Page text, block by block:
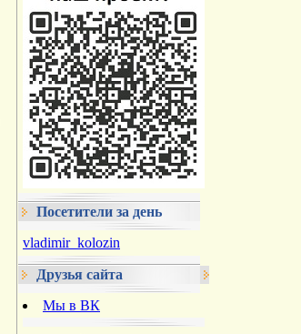
Посетители за день
vladimir_kolozin
Друзья сайта
Мы в ВК